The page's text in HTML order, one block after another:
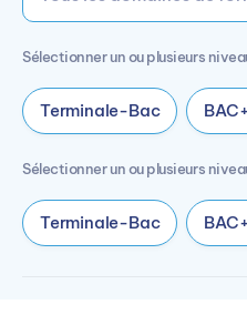
Sélectionner un ou plusieurs
Terminale-Bac
Sélectionner un ou plusieurs
Terminale-Bac